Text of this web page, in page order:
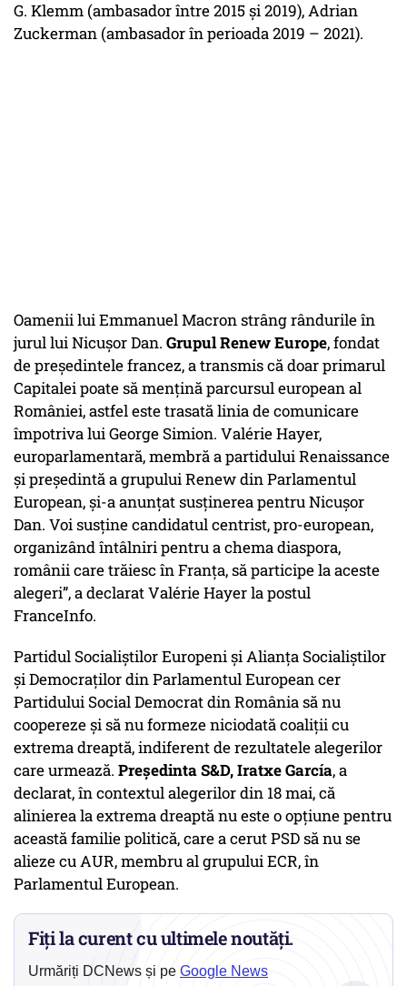
G. Klemm (ambasador între 2015 și 2019), Adrian
Zuckerman (ambasador în perioada 2019 – 2021).
Oamenii lui Emmanuel Macron strâng rândurile în
jurul lui Nicușor Dan. Grupul Renew Europe, fondat
de președintele francez, a transmis că doar primarul
Capitalei poate să mențină parcursul european al
României, astfel este trasată linia de comunicare
împotriva lui George Simion. Valérie Hayer,
europarlamentară, membră a partidului Renaissance
și președintă a grupului Renew din Parlamentul
European, și-a anunțat susținerea pentru Nicușor
Dan. Voi susține candidatul centrist, pro-european,
organizând întâlniri pentru a chema diaspora,
românii care trăiesc în Franța, să participe la aceste
alegeri”, a declarat Valérie Hayer la postul
FranceInfo.
Partidul Socialiștilor Europeni și Alianța Socialiștilor
și Democraților din Parlamentul European cer
Partidului Social Democrat din România să nu
coopereze și să nu formeze niciodată coaliții cu
extrema dreaptă, indiferent de rezultatele alegerilor
care urmează. Președinta S&D, Iratxe García, a
declarat, în contextul alegerilor din 18 mai, că
alinierea la extrema dreaptă nu este o opțiune pentru
această familie politică, care a cerut PSD să nu se
alieze cu AUR, membru al grupului ECR, în
Parlamentul European.
Fiți la curent cu ultimele noutăți.
Urmăriți DCNews și pe Google News